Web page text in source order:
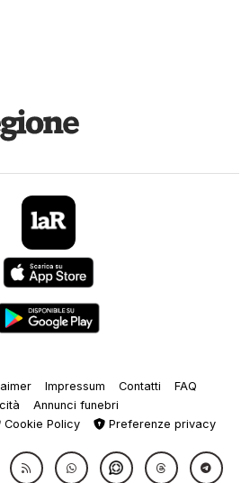
Impressum Contatti
FAQ
Annunci funebri
Cookie Policy Preferenze privacy